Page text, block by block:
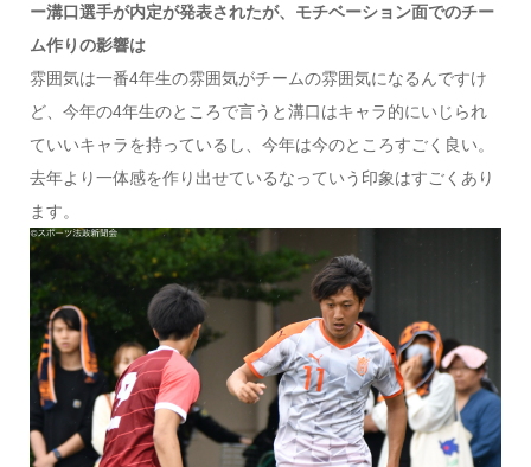
ー溝口選手が内定が発表されたが、モチベーション面でのチー
ム作りの影響は
雰囲気は一番4年生の雰囲気がチームの雰囲気になるんですけ
ど、今年の4年生のところで言うと溝口はキャラ的にいじられ
ていいキャラを持っているし、今年は今のところすごく良い。
去年より一体感を作り出せているなっていう印象はすごくあり
ます。